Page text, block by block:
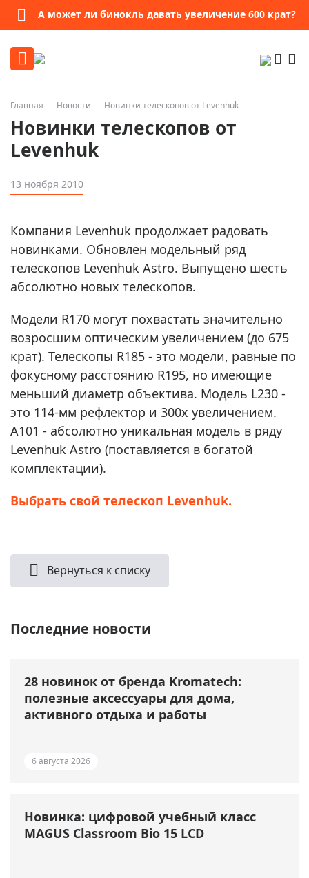
А может ли бинокль давать увеличение 600 крат?
Главная Новости Новинки телескопов от Levenhuk
Новинки телескопов от
Levenhuk
13 ноября 2010
Компания Levenhuk продолжает радовать
новинками. Обновлен модельный ряд
телескопов Levenhuk Astro. Выпущено шесть
абсолютно новых телескопов.
Модели R170 могут похвастать значительно
возросшим оптическим увеличением (до 675
крат). Телескопы R185 - это модели, равные по
фокусному расстоянию R195, но имеющие
меньший диаметр объектива. Модель L230 -
это 114-мм рефлектор и 300х увеличением.
A101 - абсолютно уникальная модель в ряду
Levenhuk Astro (поставляется в богатой
комплектации).
Выбрать свой телескоп Levenhuk.
Вернуться к списку
Последние новости
28 новинок от бренда Kromatech:
полезные аксессуары для дома,
активного отдыха и работы
6 августа 2026
Новинка: цифровой учебный класс
MAGUS Classroom Bio 15 LCD